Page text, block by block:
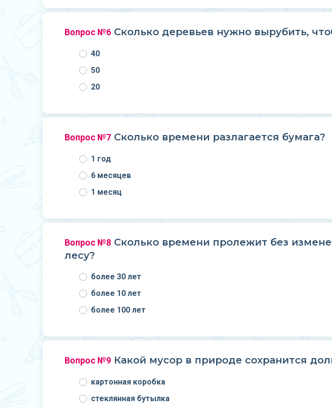
Вопрос №6 Сколько деревьев нужно вырубить,
40
50
20
Вопрос №7 Сколько времени разлагается бумага?
1 год
6 месяцев
1 месяц
Вопрос №8 Сколько времени пролежит без
лесу?
более 30 лет
более 10 лет
более 100 лет
Вопрос №9 Какой мусор в природе сохранится
картонная коробка
стеклянная бутылка